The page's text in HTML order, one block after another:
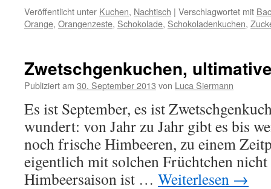
Veröffentlicht unter Kuchen, Nachtisch | Verschlagwortet mit
Orange, Orangenzeste, Schokolade, Schokoladenkuchen,
Zwetschgenkuchen,
Publiziert am 30. September 2013 von Luca Siermann
Es ist September, es ist
wundert: von Jahr zu Jahr gibt es bis
noch frische Himbeeren, zu einem
eigentlich mit solchen Früchtchen
Himbeersaison ist … Weiterlesen →